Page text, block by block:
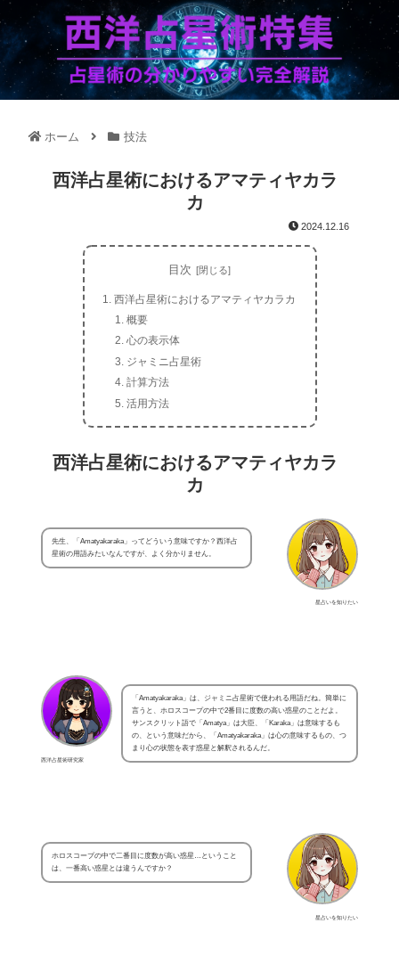
ホーム 技法
西洋占星術におけるアマティヤカラ
カ
2024.12.16
目次
西洋占星術におけるアマティヤカラカ
概要
心の表示体
ジャミニ占星術
計算方法
活用方法
西洋占星術におけるアマティヤカラ
カ
星占いを知りたい
先生、「Amatyakaraka」ってどういう意味ですか？西洋占
星術の用語みたいなんですが、よく分かりません。
西洋占星術研究家
「Amatyakaraka」は、ジャミニ占星術で使われる用語だね。簡単に
言うと、ホロスコープの中で2番目に度数の高い惑星のことだよ。
サンスクリット語で「Amatya」は大臣、「Karaka」は意味するも
の、という意味だから、「Amatyakaraka」は心の意味するもの、つ
まり心の状態を表す惑星と解釈されるんだ。
星占いを知りたい
ホロスコープの中で二番目に度数が高い惑星…ということ
は、一番高い惑星とは違うんですか？